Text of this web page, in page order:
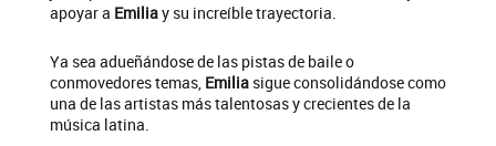
apoyar a Emiliay su increíble trayectoria.
Ya sea adueñándose de las pistas de baile o
conmovedores temas, Emilia sigue consolidándose como
una de las artistas más talentosas y crecientes de la
música latina.